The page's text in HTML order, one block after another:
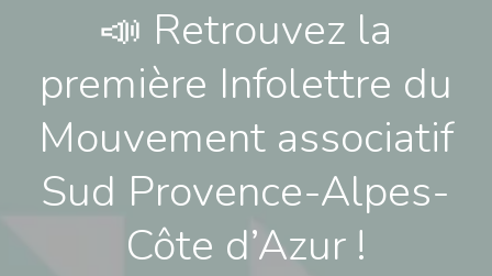
📣 Retrouvez la
première Infolettre du
Mouvement associatif
Sud Provence-Alpes-
Côte d’Azur !